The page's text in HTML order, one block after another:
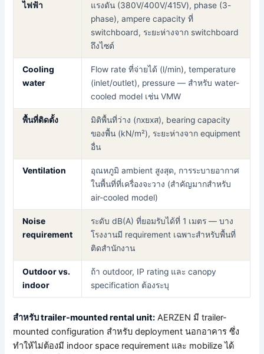
ไฟฟ้า
แรงดัน (380V/400V/415V), phase (3-
phase), ampere capacity ที่
switchboard, ระยะห่างจาก switchboard
ถึงไซต์
Cooling
water
Flow rate ที่จ่ายได้ (l/min), temperature
(inlet/outlet), pressure — สำหรับ water-
cooled model เช่น VMW
พื้นที่ติดตั้ง
มิติพื้นที่ว่าง (กxยxส), bearing capacity
ของพื้น (kN/m²), ระยะห่างจาก equipment
อื่น
Ventilation
อุณหภูมิ ambient สูงสุด, การระบายอากาศ
ในพื้นที่ที่เครื่องจะวาง (สำคัญมากสำหรับ
air-cooled model)
Noise
requirement
ระดับ dB(A) ที่ยอมรับได้ที่ 1 เมตร — บาง
โรงงานมี requirement เฉพาะสำหรับพื้นที่
ติดสำนักงาน
Outdoor vs.
indoor
ถ้า outdoor, IP rating และ canopy
specification ต้องระบุ
สำหรับ trailer-mounted rental unit: AERZEN มี trailer-
mounted configuration สำหรับ deployment นอกอาคาร ซึ่ง
ทำให้ไม่ต้องมี indoor space requirement และ mobilize ได้